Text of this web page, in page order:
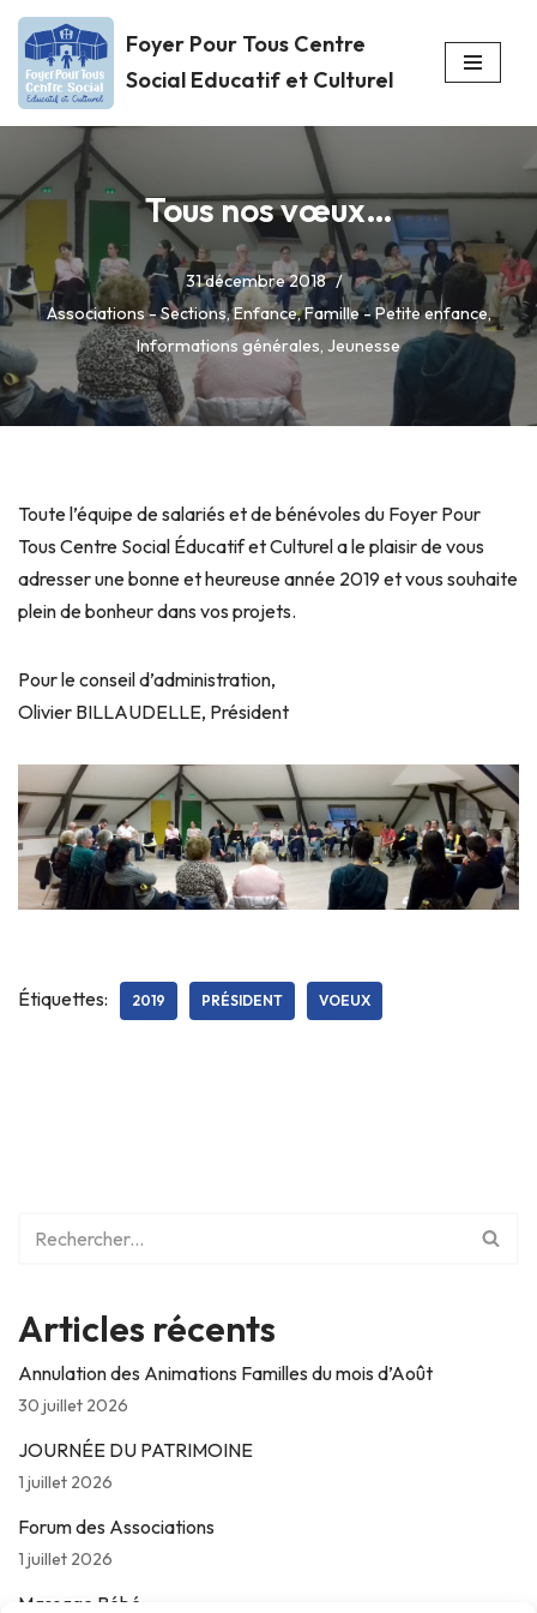
Aller
au
contenu
Foyer Pour Tous Centre
Social Educatif et Culturel
Tous nos vœux…
31 décembre 2018
Associations - Sections,Enfance,Famille - Petite enfance,
Informations générales, Jeunesse
Toute l’équipe de salariés et de bénévoles du Foyer Pour
Tous Centre Social Éducatif et Culturel a le plaisir de vous
adresser une bonne et heureuse année 2019 et vous souhaite
plein de bonheur dans vos projets.
Pour le conseil d’administration,
Olivier BILLAUDELLE, Président
Étiquettes: 2019 PRÉSIDENT VOEUX
Articles récents
Annulation des Animations Familles du mois d’Août
30 juillet 2026
JOURNÉE DU PATRIMOINE
1 juillet 2026
Forum des Associations
1 juillet 2026
Massage Bébé